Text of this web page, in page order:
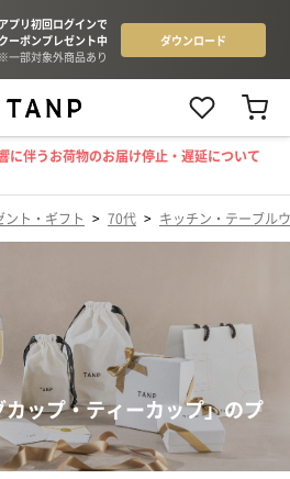
に伴うお荷物のお届け停止・遅延について
ト・ギフト > 70代 > キッチン・テーブル
カップ・ティーカップ」のプ